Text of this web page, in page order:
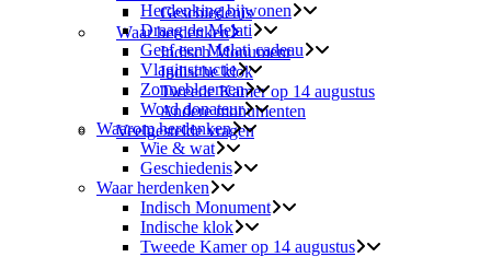
Geschiedenis
Waar herdenken
Indisch Monument
Indische klok
Tweede Kamer op 14 augustus
Andere monumenten
Veelgestelde vragen
Herdenking bijwonen
Draag de Melati
Geef een Melati cadeau
Vlaginstructie
Zonnebloemen
Word donateur
Waarom herdenken
Wie & wat
Geschiedenis
Waar herdenken
Indisch Monument
Indische klok
Tweede Kamer op 14 augustus